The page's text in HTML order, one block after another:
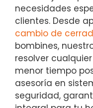
necesidades
clientes. Desde
cambio de
bombines,
resolver
menor tiempo
asesoría en
seguridad,